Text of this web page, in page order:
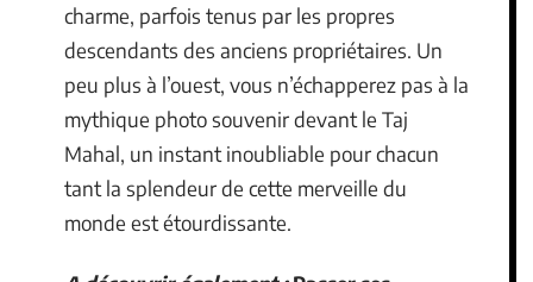
charme, parfois tenus par les propres
descendants des anciens propriétaires. Un
peu plus à l’ouest, vous n’échapperez pas à la
mythique photo souvenir devant le Taj
Mahal, un instant inoubliable pour chacun
tant la splendeur de cette merveille du
monde est étourdissante.